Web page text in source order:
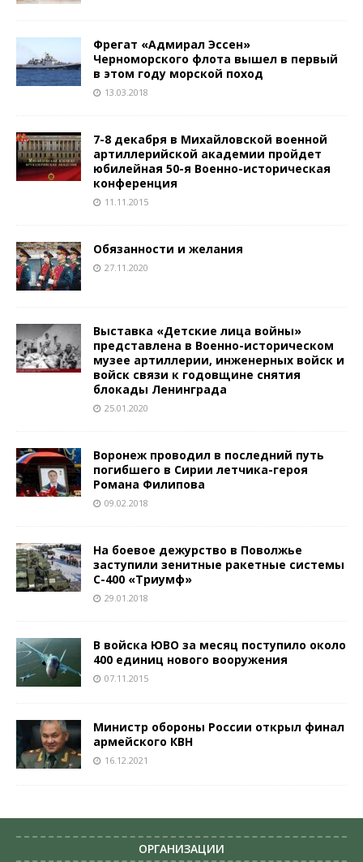
Фрегат «Адмирал Эссен»
Черноморского флота вышел в первый
в этом году морской поход
13.03.2018
7-8 декабря в Михайловской военной
артиллерийской академии пройдет
юбилейная 50-я Военно-историческая
конференция
11.11.2015
Обязанности и желания
27.11.2020
Выставка «Детские лица войны»
представлена в Военно-историческом
музее артиллерии, инженерных войск и
войск связи к годовщине снятия
блокады Ленинграда
25.01.2020
Воронеж проводил в последний путь
погибшего в Сирии летчика-героя
Романа Филипова
09.02.2018
На боевое дежурство в Поволжье
заступили зенитные ракетные системы
С-400 «Триумф»
29.01.2018
В войска ЮВО за месяц поступило около
400 единиц нового вооружения
07.11.2015
Министр обороны России открыл финал
армейского КВН
16.12.2021
ОРГАНИЗАЦИИ